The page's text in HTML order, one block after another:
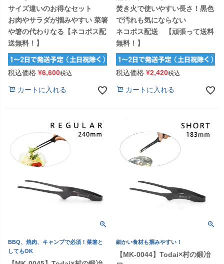
サイズ違いのお得なセット
お肉やサラダが掴みやすい 菜箸
や箸の代わりなる【ネコポス配
送無料！】
税込価格 ¥6,600税込
カートに入れる
焚き火で使いやすい長さ！黒色
で汚れも気にならない
ネコポス配送 【頑張って送料
無料！】
税込価格 ¥2,420税込
カートに入れる
BBQ、焼肉、キャンプで必須！菜箸と
してもOK
細かい食材も掴みやすい！
【MK-0044】Todai×村の鍛冶